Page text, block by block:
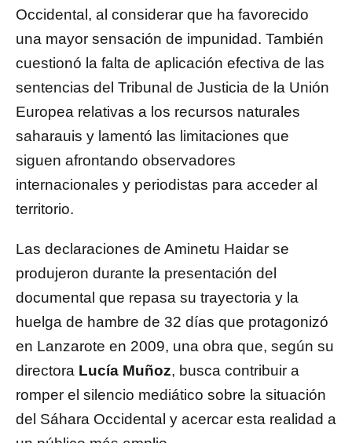
Occidental, al considerar que ha favorecido
una mayor sensación de impunidad. También
cuestionó la falta de aplicación efectiva de las
sentencias del Tribunal de Justicia de la Unión
Europea relativas a los recursos naturales
saharauis y lamentó las limitaciones que
siguen afrontando observadores
internacionales y periodistas para acceder al
territorio.
Las declaraciones de Aminetu Haidar se
produjeron durante la presentación del
documental que repasa su trayectoria y la
huelga de hambre de 32 días que protagonizó
en Lanzarote en 2009, una obra que, según su
directora Lucía Muñoz, busca contribuir a
romper el silencio mediático sobre la situación
del Sáhara Occidental y acercar esta realidad a